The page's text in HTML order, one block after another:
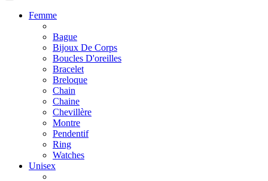
Femme
Bague
Bijoux De Corps
Boucles D'oreilles
Bracelet
Breloque
Chain
Chaine
Chevillère
Montre
Pendentif
Ring
Watches
Unisex